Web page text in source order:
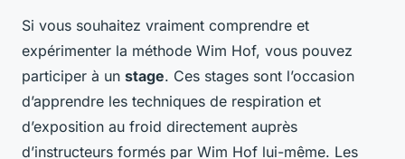
Si vous souhaitez vraiment comprendre et
expérimenter la méthode Wim Hof, vous pouvez
participer à un stage. Ces stages sont l’occasion
d’apprendre les techniques de respiration et
d’exposition au froid directement auprès
d’instructeurs formés par Wim Hof lui-même. Les